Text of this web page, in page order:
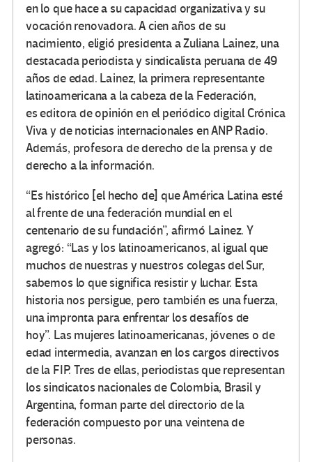
en lo que hace a su capacidad organizativa y su
vocación renovadora. A cien años de su
nacimiento, eligió presidenta a Zuliana Lainez, una
destacada periodista y sindicalista peruana de 49
años de edad. Lainez, la primera representante
latinoamericana a la cabeza de la Federación,
es editora de opinión en el periódico digital Crónica
Viva y de noticias internacionales en ANP Radio.
Además, profesora de derecho de la prensa y de
derecho a la información.
“Es histórico [el hecho de] que América Latina esté
al frente de una federación mundial en el
centenario de su fundación”, afirmó Lainez. Y
agregó: “Las y los latinoamericanos, al igual que
muchos de nuestras y nuestros colegas del Sur,
sabemos lo que significa resistir y luchar. Esta
historia nos persigue, pero también es una fuerza,
una impronta para enfrentar los desafíos de
hoy”. Las mujeres latinoamericanas, jóvenes o de
edad intermedia, avanzan en los cargos directivos
de la FIP. Tres de ellas, periodistas que representan
los sindicatos nacionales de Colombia, Brasil y
Argentina, forman parte del directorio de la
federación compuesto por una veintena de
personas.